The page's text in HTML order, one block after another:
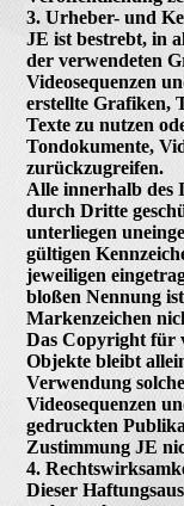
3. Urheber- und
JE ist bestrebt, in
der verwendeten
Videosequenzen
erstellte Grafiken,
Texte zu nutzen
Tondokumente,
zurückzugreifen.
Alle innerhalb des
durch Dritte
unterliegen
gültigen
jeweiligen
bloßen Nennung
Markenzeichen
Das Copyright für
Objekte bleibt
Verwendung
Videosequenzen
gedruckten
Zustimmung JE
4.
Dieser